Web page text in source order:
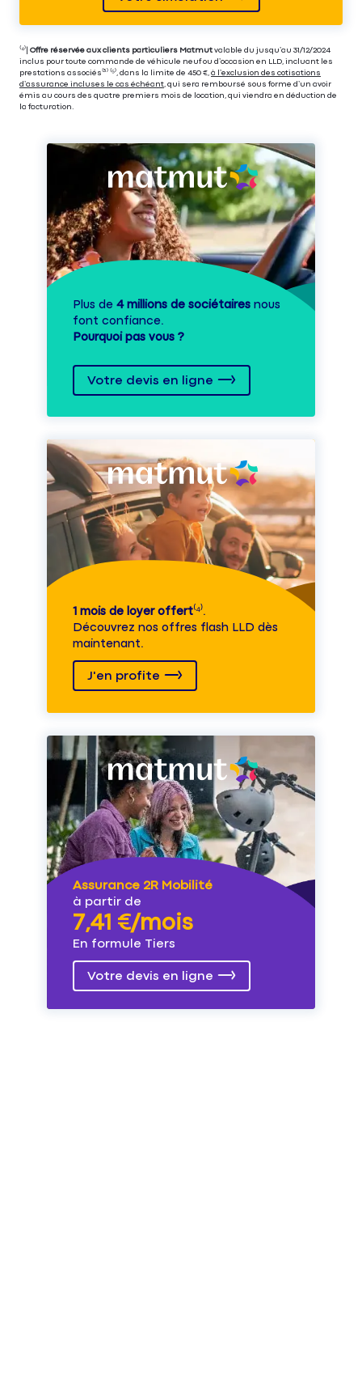
⁽⁴⁾| Offre réservée aux clients particuliers Matmut valable du jusqu’au 31/12/2024
inclus pour toute commande de véhicule neuf ou d’occasion en LLD, incluant les
prestations associés⁽³⁾ ⁽⁵⁾, dans la limite de 450 €, à l’exclusion des cotisations
d’assurance incluses le cas échéant , qui sera remboursé sous forme d’un avoir
émis au cours des quatre premiers mois de location, qui viendra en déduction de
la facturation.
Plus de 4 millions de sociétaires nous
font confiance.
Pourquoi pas vous ?
Votre devis en ligne
1 mois de loyer offert⁽⁴⁾.
Découvrez nos offres flash LLD dès
maintenant.
J'en profite
Assurance 2R Mobilité
à partir de
7,41 €/mois
En formule Tiers
Votre devis en ligne